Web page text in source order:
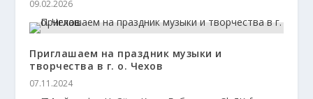
09.02.2026
Приглашаем на праздник музыки и
творчества в г. о. Чехов
07.11.2024